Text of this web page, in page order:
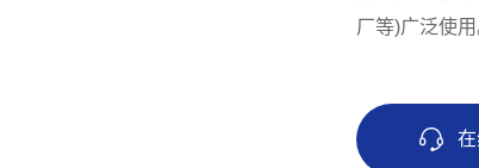
厂等)广泛使用